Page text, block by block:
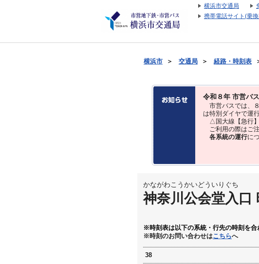
横浜市交通局
携帯電話サイト(乗
横浜市 ＞ 交通局 ＞ 経路・時刻表
令和８年 市営バ
市営バスでは、
は特別ダイヤで運
△国大線【急行】
ご利用の際はご注
各系統の運行に
かながわこうかいどういりぐち
神奈川公会堂入口
※時刻表は以下の系統・行先の時刻を合
※時刻のお問い合わせはこちらへ
38